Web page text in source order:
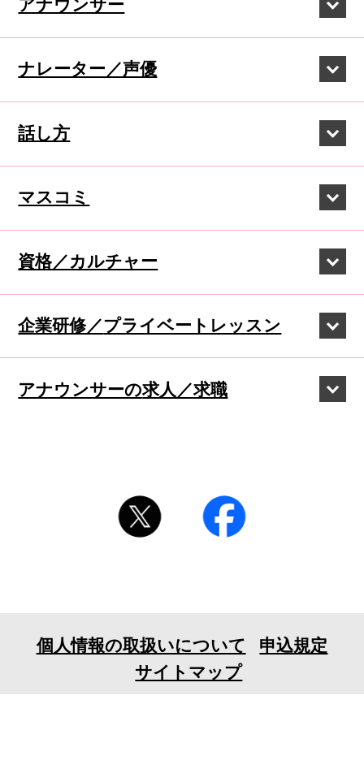
アナウンサー
ナレーター／声優
話し方
マスコミ
資格／カルチャー
企業研修／プライベートレッスン
アナウンサーの求人／求職
個人情報の取扱いについて
申込規定
サイトマップ